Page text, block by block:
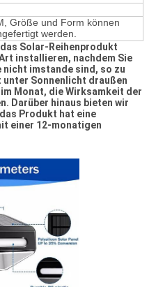
Größe und Form können
werden.
Solar-Reihenprodukt
installieren, nachdem Sie
nicht imstande sind, so zu
Sonnenlicht draußen
Monat, die Wirksamkeit der
Darüber hinaus bieten wir
Produkt hat eine
einer 12-monatigen